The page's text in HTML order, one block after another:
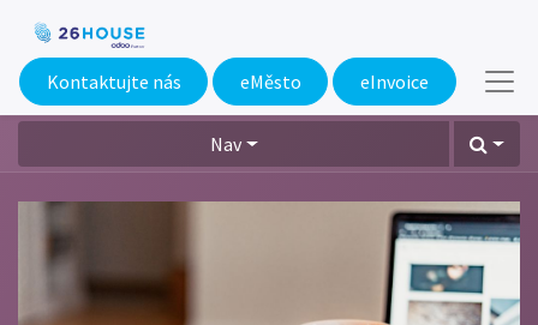
Kontaktujte nás eMěsto​ eInvoice
Nav